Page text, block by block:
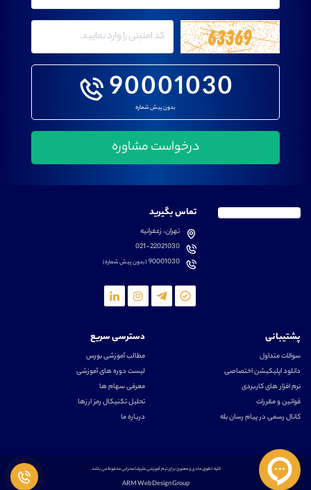
90001030
بدون پیش شماره
تماس بگیرید
تهران، زعفرانیه
021-22021030
90001030(بدون پیش شماره)
پشتیبانی
سوالات متداول
دانلود اپلیکیشن اختصاصی
نرم افزار های کاربردی
قوانین و مقررات
کانال رسمی در پیام رسان بله
دسترسی سریع
مطالب آموزشی بورس
لیست دوره های آموزشی
معرفی سهام ها
تحلیل تکنیکال رمز ارزها
درباره ما
کلیه حقوق مادی و معنوی برای تیم آموزشی علیرضا محرابی محفوظ می باشد.
ARM Web Design Group